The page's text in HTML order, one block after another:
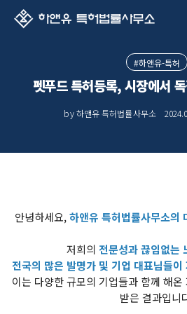
#하앤유-특허
펫푸드 특허등록, 시장에서
by 하앤유 특허법률사무소
안녕하세요,하앤유 특허법률사무소의
저희의 전문성과 끊임없는
전국의 많은 발명가 및 기업 대표님들
이는 다양한 규모의 기업들과 함께 해
받은 결과입니